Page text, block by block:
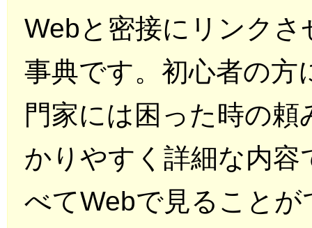
Webと密接にリンク
事典です。初心者の方
門家には困った時の
かりやすく詳細な内容
べてWebで見ること